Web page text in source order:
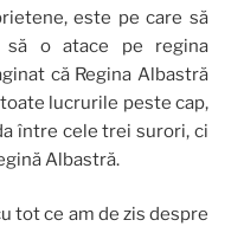
este pe care să
o atace pe regina
că Regina Albastră
lucrurile peste cap,
între cele trei surori, ci
Albastră.
tot ce am de zis despre